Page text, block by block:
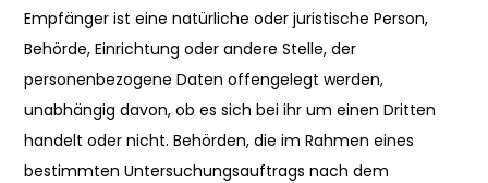
Empfänger ist eine natürliche oder juristische Person,
Behörde, Einrichtung oder andere Stelle, der
personenbezogene Daten offengelegt werden,
unabhängig davon, ob es sich bei ihr um einen Dritten
handelt oder nicht. Behörden, die im Rahmen eines
bestimmten Untersuchungsauftrags nach dem